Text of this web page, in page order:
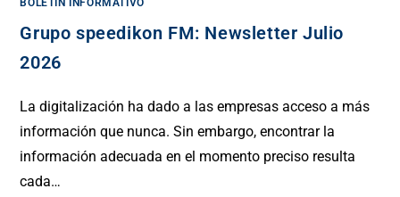
Grupo speedikon FM: Newsletter Julio
2026
La digitalización ha dado a las empresas acceso a más
información que nunca. Sin embargo, encontrar la
información adecuada en el momento preciso resulta
cada…